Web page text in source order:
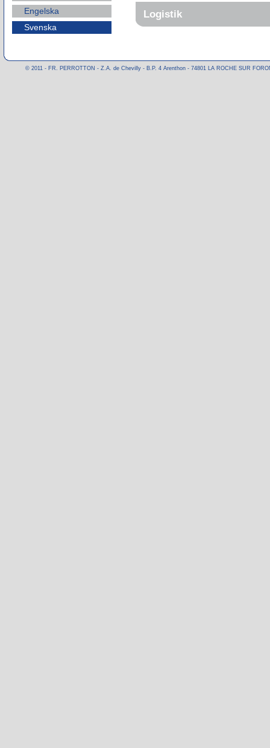
Engelska
Svenska
Logistik
© 2011 - FR. PERROTTON - Z.A. de Chevilly - B.P. 4 Arenthon - 74801 LA ROCHE SUR